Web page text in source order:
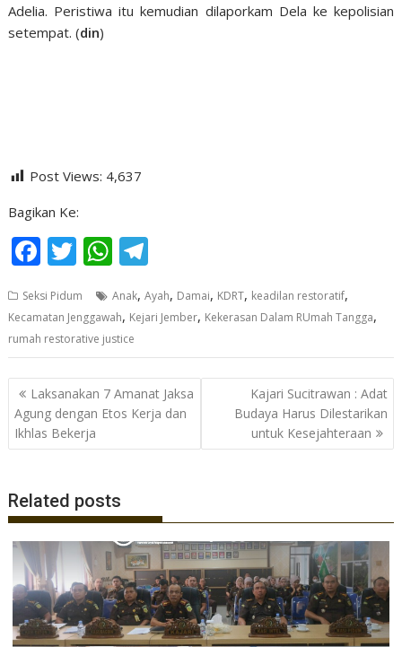
Adelia. Peristiwa itu kemudian dilaporkam Dela ke kepolisian
setempat. (din)
Post Views: 4,637
Bagikan Ke:
F
e
b
o
o
k
T
itt
er
W
at
s
A
p
p
e
gr
a
m
Seksi Pidum Anak,Ayah, Damai, KDRT, keadilan restoratif,
Kecamatan Jenggawah, Kejari Jember, Kekerasan Dalam RUmah Tangga,
rumah restorative justice
Navigasi
pos
Laksanakan 7 Amanat Jaksa
Agung dengan Etos Kerja dan
Ikhlas Bekerja
Kajari Sucitrawan : Adat
Budaya Harus Dilestarikan
untuk Kesejahteraan
Related posts